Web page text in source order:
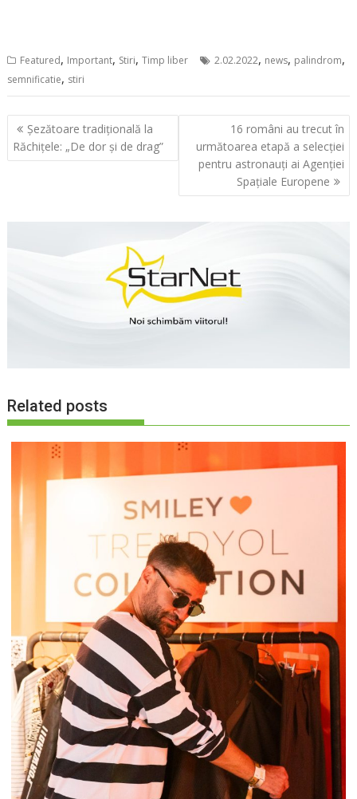
Featured, Important, Stiri,Timp liber 2.02.2022, news, palindrom,
semnificatie, stiri
Navigare
în
articole
Șezătoare tradițională la
Răchițele: „De dor și de drag”
16 români au trecut în
următoarea etapă a selecției
pentru astronauți ai Agenției
Spațiale Europene
Related posts